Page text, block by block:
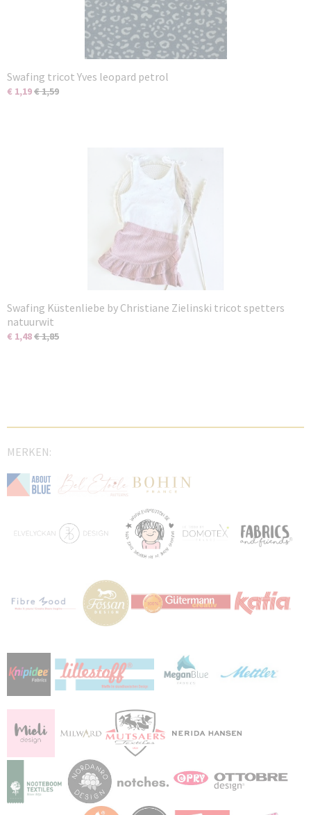
Swafing tricot Yves leopard petrol
€ 1,19€ 1,59
Swafing Küstenliebe by Christiane Zielinski tricot spetters
natuurwit
€ 1,48€ 1,85
MERKEN: